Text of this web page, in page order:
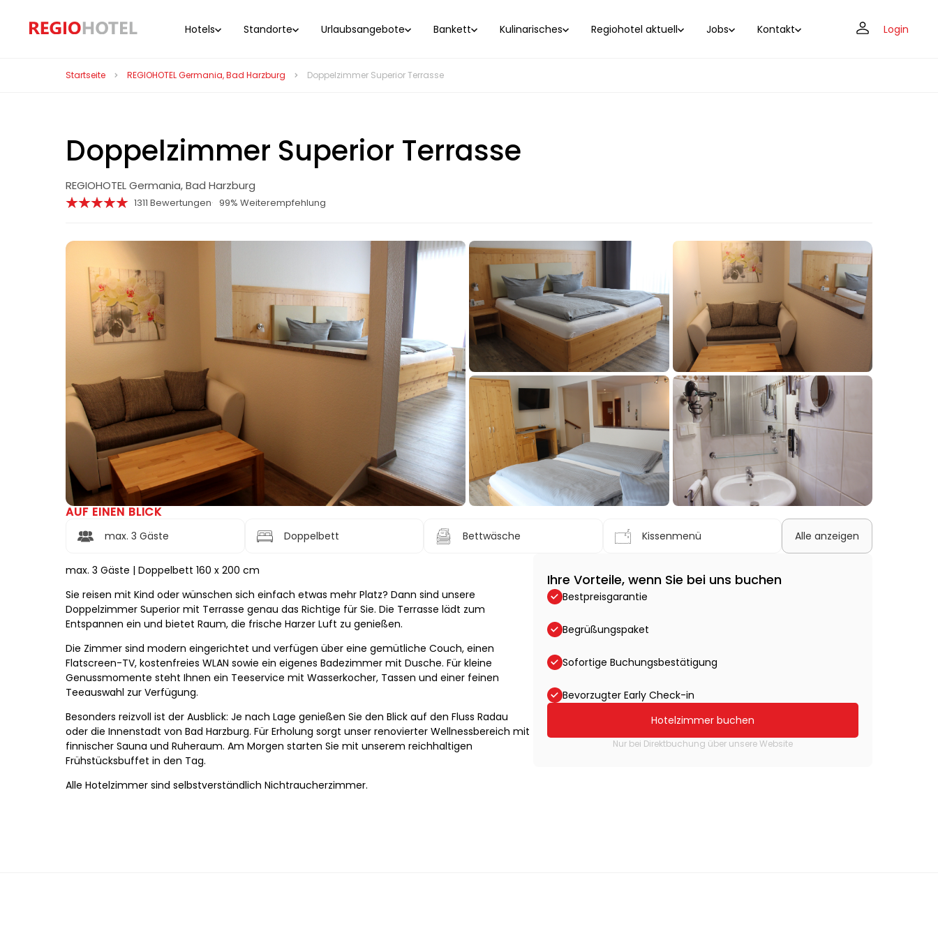
Hotels Standorte Urlaubsangebote Bankett Kulinarisches Regiohotel aktuell Jobs Kontakt Login
Startseite REGIOHOTEL Germania, Bad Harzburg Doppelzimmer Superior Terrasse
Doppelzimmer Superior Terrasse
REGIOHOTEL Germania, Bad Harzburg
1311 Bewertungen 99% Weiterempfehlung
AUF EINEN BLICK
max. 3 Gäste Doppelbett Bettwäsche Kissenmenü Alle anzeigen
max. 3 Gäste | Doppelbett 160 x 200 cm
Sie reisen mit Kind oder wünschen sich einfach etwas mehr Platz? Dann sind unsere
Doppelzimmer Superior mit Terrasse genau das Richtige für Sie. Die Terrasse lädt zum
Entspannen ein und bietet Raum, die frische Harzer Luft zu genießen.
Die Zimmer sind modern eingerichtet und verfügen über eine gemütliche Couch, einen
Flatscreen-TV, kostenfreies WLAN sowie ein eigenes Badezimmer mit Dusche. Für kleine
Genussmomente steht Ihnen ein Teeservice mit Wasserkocher, Tassen und einer feinen
Teeauswahl zur Verfügung.
Besonders reizvoll ist der Ausblick: Je nach Lage genießen Sie den Blick auf den Fluss Radau
oder die Innenstadt von Bad Harzburg. Für Erholung sorgt unser renovierter Wellnessbereich mit
finnischer Sauna und Ruheraum. Am Morgen starten Sie mit unserem reichhaltigen
Frühstücksbuffet in den Tag.
Alle Hotelzimmer sind selbstverständlich Nichtraucherzimmer.
Ihre Vorteile, wenn Sie bei uns buchen
Bestpreisgarantie
Begrüßungspaket
Sofortige Buchungsbestätigung
Bevorzugter Early Check-in
Hotelzimmer buchen
Nur bei Direktbuchung über unsere Website